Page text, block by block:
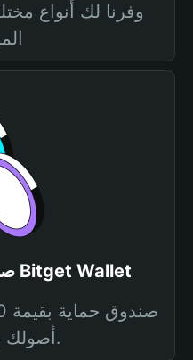
وفرنا لك أنواع
صندوق حماية محفظة Bitget Wallet
أصولك ومعاملاتك.